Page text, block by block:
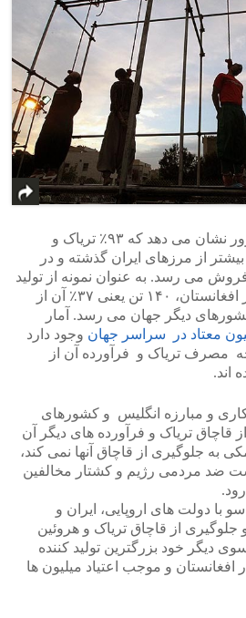
گزارش دیگر روزنامه ابزرور نشان می دهد که ۹۳٪ تریاک و
از مرزهای ایران گذشته و در
می رسد. به عنوان نمونه از تولید
۳۸۰ تن هروئین در سال در افغانستان، ۱۴۰ تن یعنی ۳۷٪ آن از
دیگر جهان می رسد. آمار
وجود دارد
نتیجه مصرف تریاک و فرآورده آن از
اند.
و مبارزه انگلیس و کشورهای
قاچاق تریاک و فرآورده های دیگر آن
به جلوگیری از قاچاق آنها نمی کند،
ضد مردمی رژیم و کشتار مخالفین
با دولت های اروپایی، ایران و
جلوگیری از قاچاق تریاک و هروئین
دیگر خود بزرگترین تولید کننده
افغانستان و موجب اعتیاد میلیون ها